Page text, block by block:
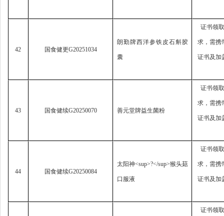
42 国食健更G20251034
朗勤牌西洋参铁皮石斛胶
囊
证书领
求， 需携
证书及加
43 国食健续G20250070 善元堂牌益生菌粉
证书领
求， 需携
证书及加
44 国食健续G20250084
太阳神<sup>?</sup>猴头菇
口服液
证书领
求， 需携
证书及加
证书领